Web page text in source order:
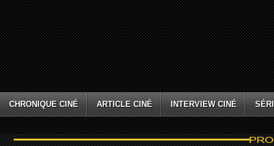
CHRONIQUE CINÉ ARTICLE CINÉ INTERVIEW CINÉ